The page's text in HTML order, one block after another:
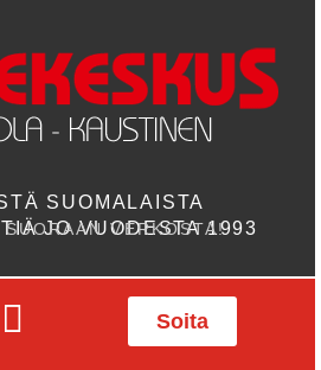
SUOMALAISTA
JO VUODESTA 1993
VERKOSTA!
Soita